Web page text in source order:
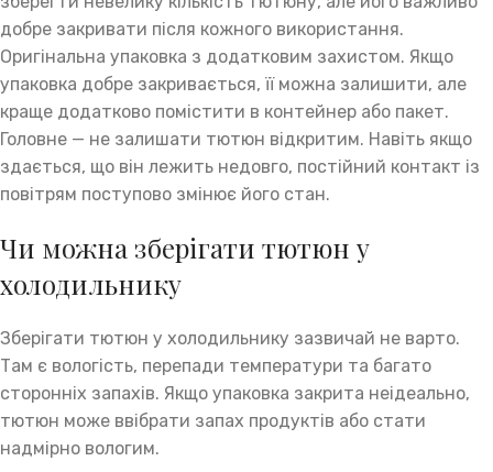
добре закривати після кожного використання.
Оригінальна упаковка з додатковим захистом. Якщо
упаковка добре закривається, її можна залишити, але
краще додатково помістити в контейнер або пакет.
Головне — не залишати тютюн відкритим. Навіть якщо
здається, що він лежить недовго, постійний контакт із
повітрям поступово змінює його стан.
Чи можна зберігати тютюн у
холодильнику
Зберігати тютюн у холодильнику зазвичай не варто.
Там є вологість, перепади температури та багато
сторонніх запахів. Якщо упаковка закрита неідеально,
тютюн може ввібрати запах продуктів або стати
надмірно вологим.